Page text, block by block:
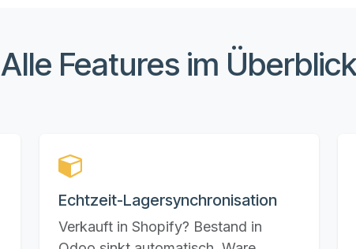
Alle Features im
Echtzeit-Lagersynchronisation
Verkauft in Shopify? Bestand in